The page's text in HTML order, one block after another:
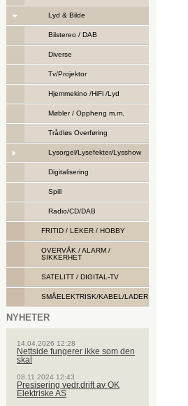
Lyd & Bilde
Bilstereo / DAB
Diverse
Tv/Projektor
Hjemmekino /HiFi /Lyd
Møbler / Oppheng m.m.
Trådløs Overføring
Lysorgel/Lysefekter/Lysshow
Digitalisering
Spill
Radio/CD/DAB
FRITID / LEKER / HOBBY
OVERVÅK / ALARM /
SIKKERHET
SATELITT / DIGITAL-TV
SMÅELEKTRISK/KABEL/LADER
NYHETER
14.04.2026 12:28
Nettside fungerer ikke som den
skal
08.11.2024 12:43
Presisering vedr.drift av OK
Elektriske AS